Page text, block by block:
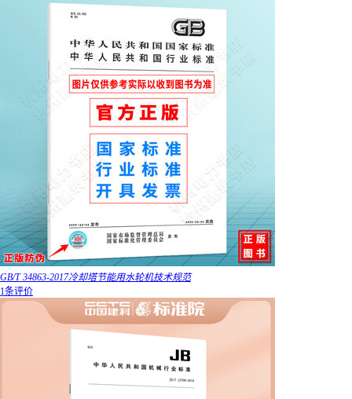
GB/T 34863-2017冷却塔节能用水轮机技术规范
1条评价